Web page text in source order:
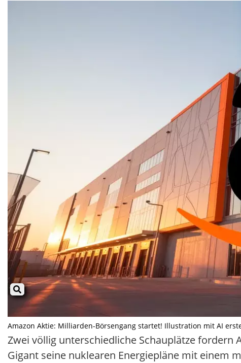
Amazon Aktie: Milliarden-Börsengang startet! Illustration mit AI
Zwei völlig unterschiedliche Schauplätze fordern
Gigant seine nuklearen Energiepläne mit einem